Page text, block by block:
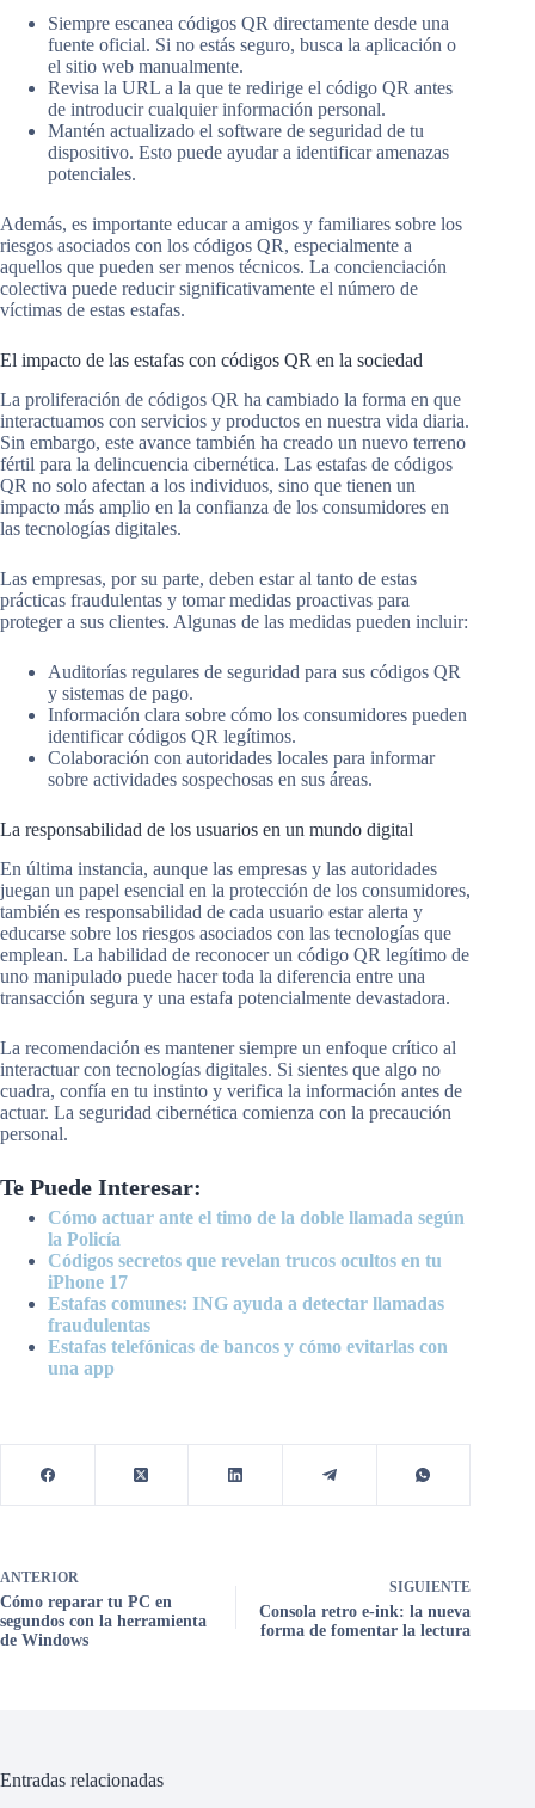
Siempre escanea códigos QR directamente desde una
fuente oficial. Si no estás seguro, busca la aplicación o
el sitio web manualmente.
Revisa la URL a la que te redirige el código QR antes
de introducir cualquier información personal.
Mantén actualizado el software de seguridad de tu
dispositivo. Esto puede ayudar a identificar amenazas
potenciales.
Además, es importante educar a amigos y familiares sobre los
riesgos asociados con los códigos QR, especialmente a
aquellos que pueden ser menos técnicos. La concienciación
colectiva puede reducir significativamente el número de
víctimas de estas estafas.
El impacto de las estafas con códigos QR en la sociedad
La proliferación de códigos QR ha cambiado la forma en que
interactuamos con servicios y productos en nuestra vida diaria.
Sin embargo, este avance también ha creado un nuevo terreno
fértil para la delincuencia cibernética. Las estafas de códigos
QR no solo afectan a los individuos, sino que tienen un
impacto más amplio en la confianza de los consumidores en
las tecnologías digitales.
Las empresas, por su parte, deben estar al tanto de estas
prácticas fraudulentas y tomar medidas proactivas para
proteger a sus clientes. Algunas de las medidas pueden incluir:
Auditorías regulares de seguridad para sus códigos QR
y sistemas de pago.
Información clara sobre cómo los consumidores pueden
identificar códigos QR legítimos.
Colaboración con autoridades locales para informar
sobre actividades sospechosas en sus áreas.
La responsabilidad de los usuarios en un mundo digital
En última instancia, aunque las empresas y las autoridades
juegan un papel esencial en la protección de los consumidores,
también es responsabilidad de cada usuario estar alerta y
educarse sobre los riesgos asociados con las tecnologías que
emplean. La habilidad de reconocer un código QR legítimo de
uno manipulado puede hacer toda la diferencia entre una
transacción segura y una estafa potencialmente devastadora.
La recomendación es mantener siempre un enfoque crítico al
interactuar con tecnologías digitales. Si sientes que algo no
cuadra, confía en tu instinto y verifica la información antes de
actuar. La seguridad cibernética comienza con la precaución
personal.
Te Puede Interesar:
Cómo actuar ante el timo de la doble llamada según
la Policía
Códigos secretos que revelan trucos ocultos en tu
iPhone 17
Estafas comunes: ING ayuda a detectar llamadas
fraudulentas
Estafas telefónicas de bancos y cómo evitarlas con
una app
ANTERIOR
Cómo reparar tu PC en
segundos con la herramienta
de Windows
SIGUIENTE
Consola retro e-ink: la nueva
forma de fomentar la lectura
Entradas relacionadas